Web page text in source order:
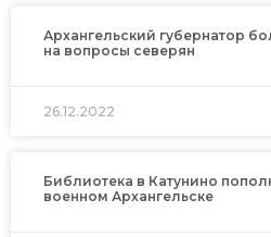
Архангельский губернатор
на вопросы северян
26.12.2022
Библиотека в Катунино
военном Архангельске